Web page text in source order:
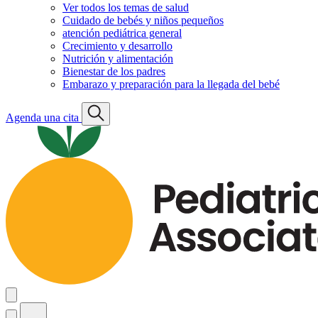
Ver todos los temas de salud
Cuidado de bebés y niños pequeños
atención pediátrica general
Crecimiento y desarrollo
Nutrición y alimentación
Bienestar de los padres
Embarazo y preparación para la llegada del bebé
Agenda una cita